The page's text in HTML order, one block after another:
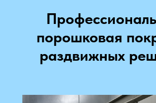
порошковая
раздвижных